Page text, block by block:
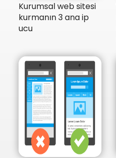
Kurumsal web sitesi
kurmanın 3 ana ip
ucu